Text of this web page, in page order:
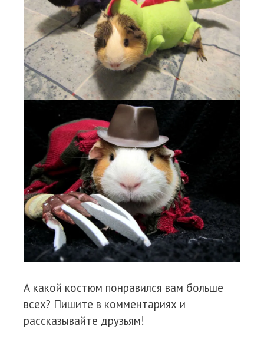
А какой костюм понравился вам больше
всех? Пишите в комментариях и
рассказывайте друзьям!